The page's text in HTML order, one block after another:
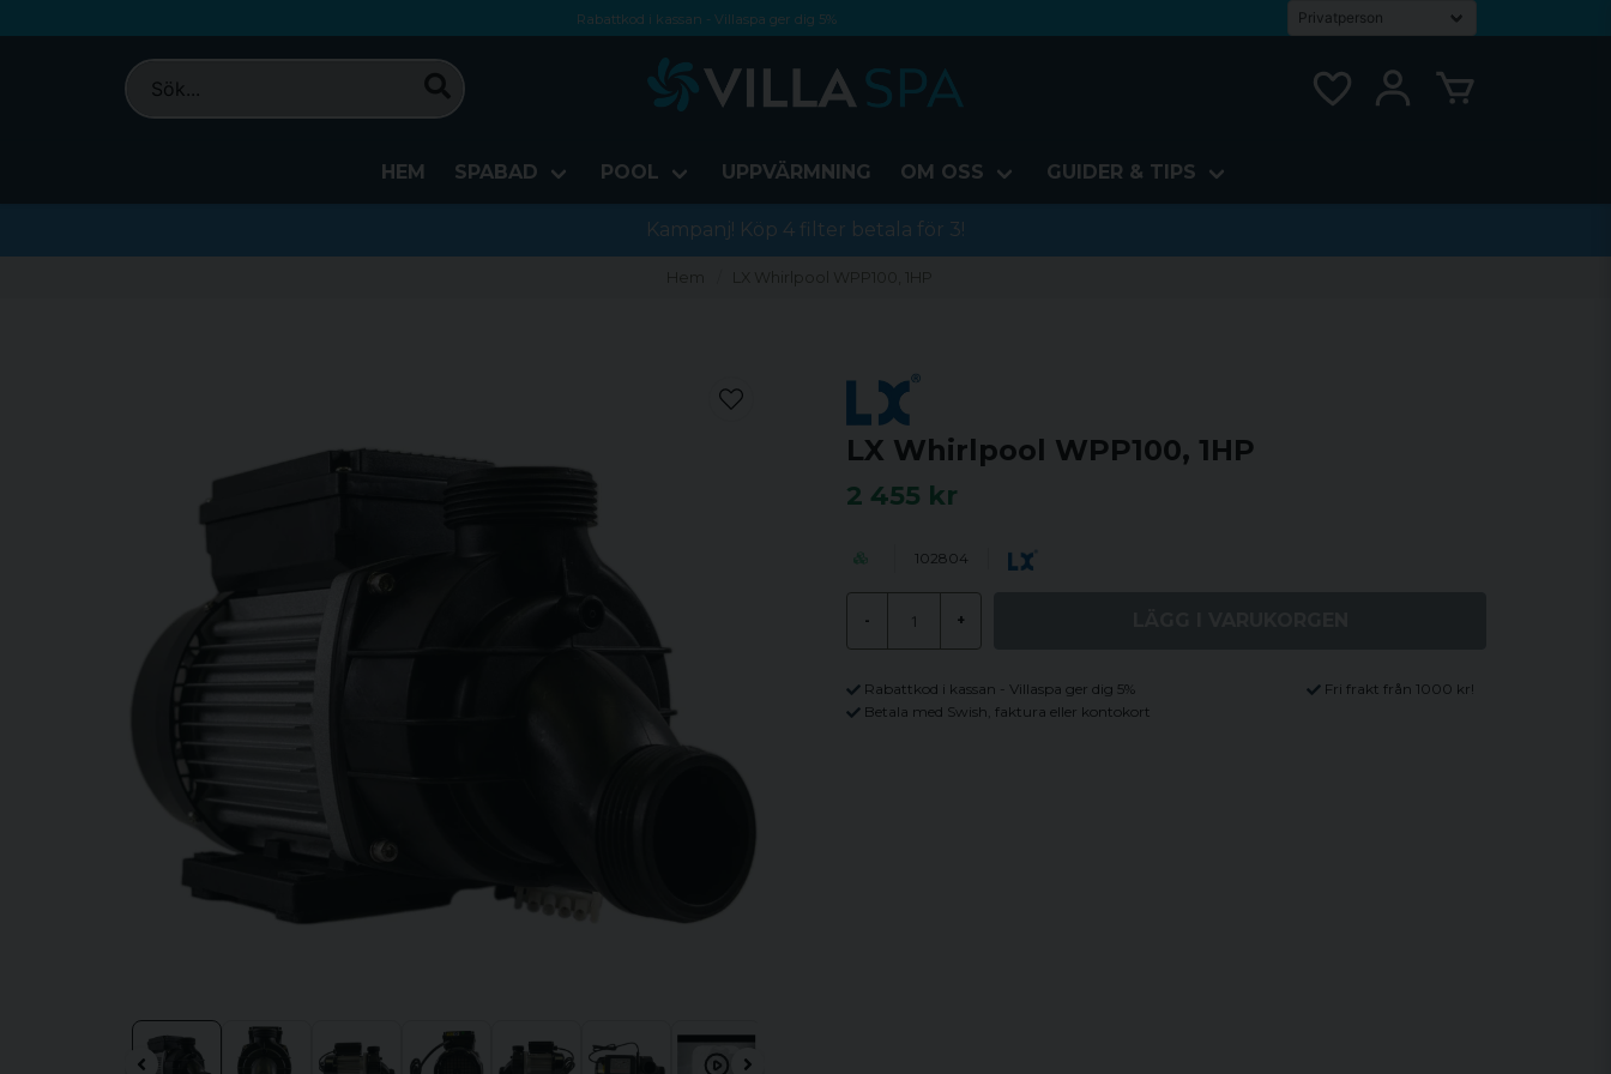
Rabattkod i kassan - Villaspa ger dig 5%
Fri frakt från 1000 kr!
Betala med Swish, faktura eller kontokort
HEM SPABAD POOL UPPVÄRMNING OM OSS GUIDER & TIPS
Kampanj! Köp 4 filter betala för 3!
Hem LX Whirlpool WPP100, 1HP
LX Whirlpool WPP100, 1HP
2 455 kr
102804
- +
Rabattkod i kassan - Villaspa ger dig 5%
Fri frakt från 1000 kr!
Betala med Swish, faktura eller kontokort